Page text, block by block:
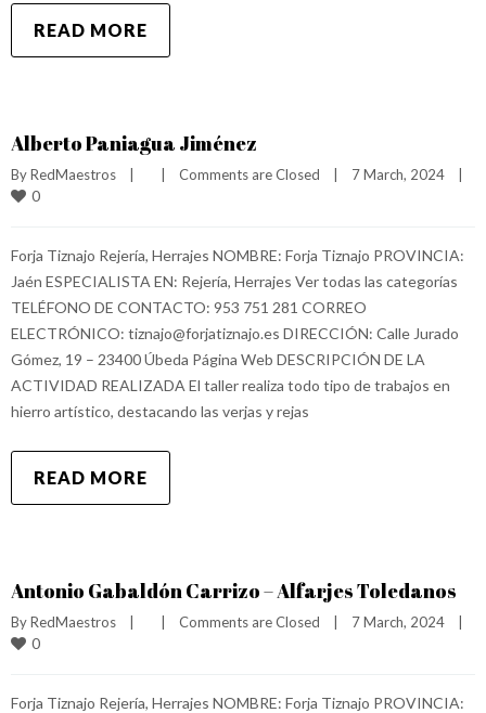
READ MORE
Alberto Paniagua Jiménez
By RedMaestros Comments are Closed 7 March, 2024
0
Forja Tiznajo Rejería, Herrajes NOMBRE: Forja Tiznajo PROVINCIA:
Jaén ESPECIALISTA EN: Rejería, Herrajes Ver todas las categorías
TELÉFONO DE CONTACTO: 953 751 281 CORREO
ELECTRÓNICO: tiznajo@forjatiznajo.es DIRECCIÓN: Calle Jurado
Gómez, 19 – 23400 Úbeda Página Web DESCRIPCIÓN DE LA
ACTIVIDAD REALIZADA El taller realiza todo tipo de trabajos en
hierro artístico, destacando las verjas y rejas
READ MORE
Antonio Gabaldón Carrizo – Alfarjes Toledanos
By RedMaestros Comments are Closed 7 March, 2024
0
Forja Tiznajo Rejería, Herrajes NOMBRE: Forja Tiznajo PROVINCIA: